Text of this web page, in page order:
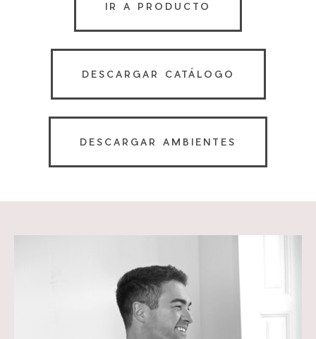
IR A PRODUCTO
DESCARGAR CATÁLOGO
DESCARGAR AMBIENTES